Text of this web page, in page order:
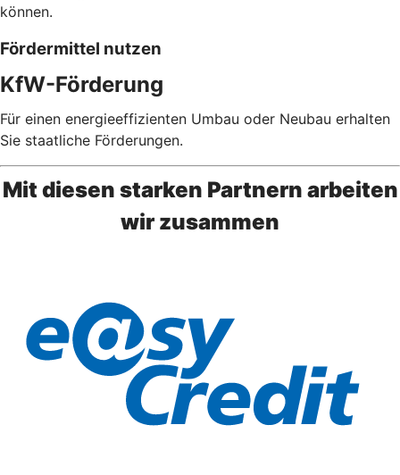
können.
Fördermittel nutzen
KfW-Förderung
Für einen energieeffizienten Umbau oder Neubau erhalten
Sie staatliche Förderungen.
Mit diesen starken Partnern arbeiten
wir zusammen